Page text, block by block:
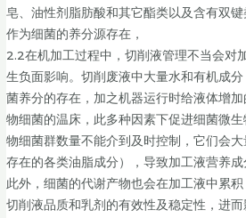
皂、油性剂脂肪酸和其它酯类以及含有双
作为细菌的养分源存在，
2.2在机加工过程中，切削液管理不当会对
生负面影响。切削废液中大量水和有机成
菌养分的存在，加之机器运行时给液体增
物细菌的温床，此多种因素下促进细菌微
物细菌群数量不能介到及时控制，它们会
存在的各类油脂成分），导致加工液营养成
此外，细菌的代谢产物也会在加工液中累
切削液品质和乳剂的有效性及稳定性，进而